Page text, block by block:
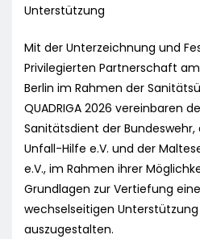
Unterstützung
Mit der Unterzeichnung und
Privilegierten Partnerschaft
Berlin im Rahmen der
QUADRIGA 2026 vereinbaren
Sanitätsdient der
Unfall-Hilfe e.V. und der
e.V., im Rahmen ihrer
Grundlagen zur Vertiefung
wechselseitigen Unterstützung
auszugestalten.